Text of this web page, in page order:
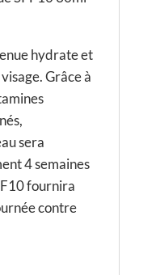
hydrate et
Grâce à
sera
4 semaines
fournira
contre